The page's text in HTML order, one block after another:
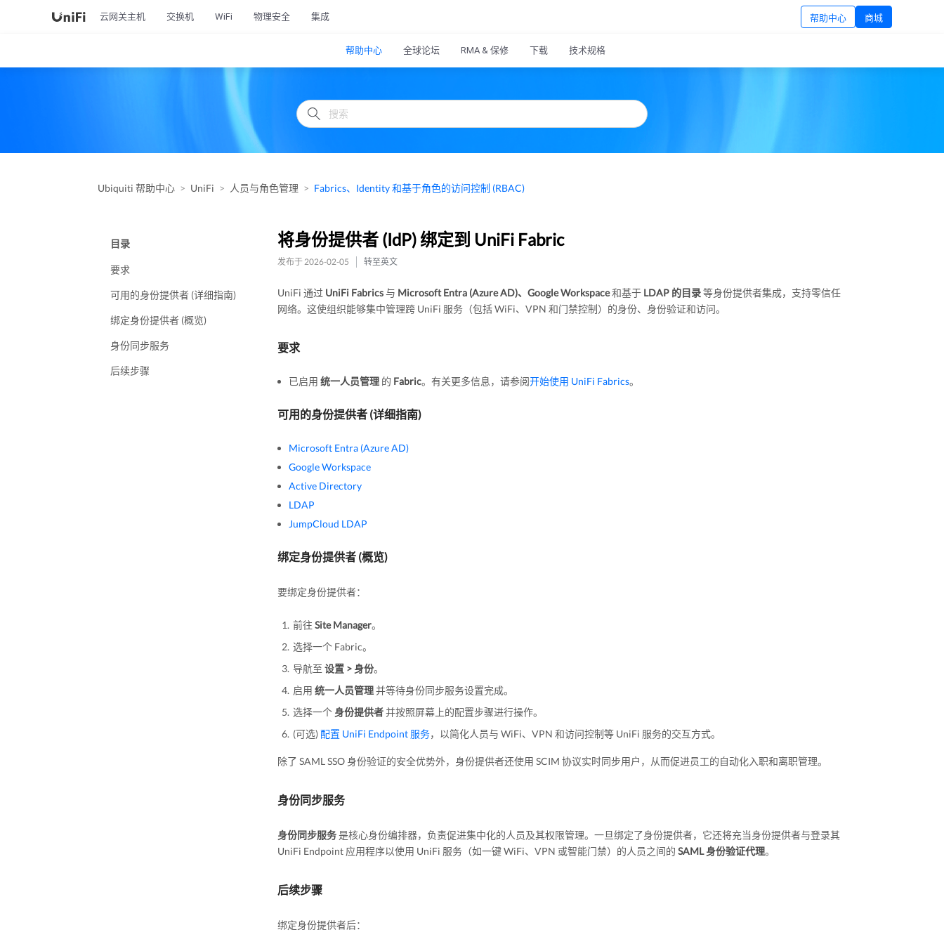
云网关主机 交换机 WiFi 物理安全 集成 帮助中心 商城
帮助中心 全球论坛 RMA & 保修 下载 技术规格
Ubiquiti 帮助中心 UniFi 人员与角色管理 Fabrics、Identity 和基于角色的访问控制 (RBAC)
目录
要求
可用的身份提供者 (详细指南)
绑定身份提供者 (概览)
身份同步服务
后续步骤
将身份提供者 (IdP) 绑定到 UniFi Fabric
发布于 2026-02-05 转至英文
UniFi 通过 UniFi Fabrics与 Microsoft Entra (Azure AD)、Google Workspace和基于 LDAP 的目录等身份提供者集成，支持零信任
网络。这使组织能够集中管理跨 UniFi 服务（包括 WiFi、VPN 和门禁控制）的身份、身份验证和访问。
要求
已启用 统一人员管理 的 Fabric。有关更多信息，请参阅开始使用 UniFi Fabrics。
可用的身份提供者 (详细指南)
Microsoft Entra (Azure AD)
Google Workspace
Active Directory
LDAP
JumpCloud LDAP
绑定身份提供者 (概览)
要绑定身份提供者：
前往 Site Manager。
选择一个 Fabric。
导航至 设置 > 身份。
启用 统一人员管理并等待身份同步服务设置完成。
选择一个 身份提供者并按照屏幕上的配置步骤进行操作。
(可选)配置 UniFi Endpoint 服务，以简化人员与 WiFi、VPN 和访问控制等 UniFi 服务的交互方式。
除了 SAML SSO 身份验证的安全优势外，身份提供者还使用 SCIM 协议实时同步用户，从而促进员工的自动化入职和离职管理。
身份同步服务
身份同步服务是核心身份编排器，负责促进集中化的人员及其权限管理。一旦绑定了身份提供者，它还将充当身份提供者与登录其
UniFi Endpoint 应用程序以使用 UniFi 服务（如一键 WiFi、VPN 或智能门禁）的人员之间的 SAML 身份验证代理。
后续步骤
绑定身份提供者后：